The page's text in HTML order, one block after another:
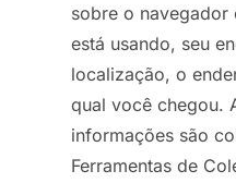
sobre o
está usando, seu
localização, o
qual você chegou.
informações são
Ferramentas de